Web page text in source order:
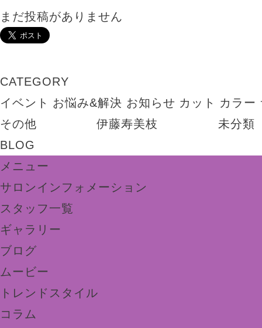
まだ投稿がありません
CATEGORY
イベント
お悩み&解決 お知らせ カット カラー
その他
伊藤寿美枝
未分類
BLOG
メニュー
サロンインフォメーション
スタッフ一覧
ギャラリー
ブログ
ムービー
トレンドスタイル
コラム